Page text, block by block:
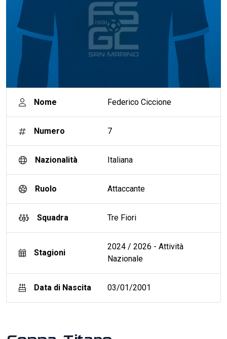
Nome Federico Ciccione
Numero 7
Nazionalità Italiana
Ruolo Attaccante
Squadra Tre Fiori
Stagioni
2024 / 2026 - Attività
Nazionale
Data di Nascita 03/01/2001
Coppa Titano